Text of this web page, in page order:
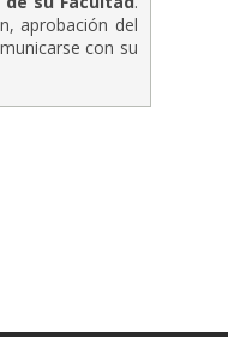
aprobación del
con su